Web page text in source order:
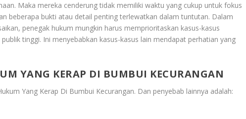
Maka mereka cenderung tidak memiliki waktu yang cukup untuk fokus
beberapa bukti atau detail penting terlewatkan dalam tuntutan. Dalam
penegak hukum mungkin harus memprioritaskan kasus-kasus
tinggi. Ini menyebabkan kasus-kasus lain mendapat perhatian yang
YANG KERAP DI BUMBUI KECURANGAN
Yang Kerap Di Bumbui Kecurangan. Dan penyebab lainnya adalah: